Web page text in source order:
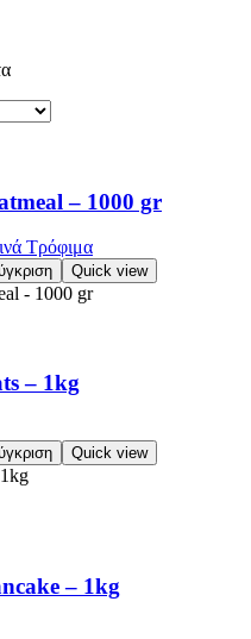
– 1000 gr
Τρόφιμα
Quick view
– 1kg
Quick view
– 1kg